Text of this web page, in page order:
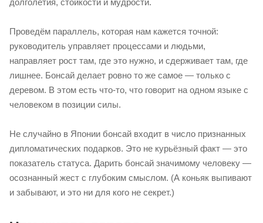
долголетия, стойкости и мудрости.
Проведём параллель, которая нам кажется точной:
руководитель управляет процессами и людьми,
направляет рост там, где это нужно, и сдерживает там, где
лишнее. Бонсай делает ровно то же самое — только с
деревом. В этом есть что-то, что говорит на одном языке с
человеком в позиции силы.
Не случайно в Японии бонсай входит в число признанных
дипломатических подарков. Это не курьёзный факт — это
показатель статуса. Дарить бонсай значимому человеку —
осознанный жест с глубоким смыслом. (А коньяк выпивают
и забывают, и это ни для кого не секрет.)